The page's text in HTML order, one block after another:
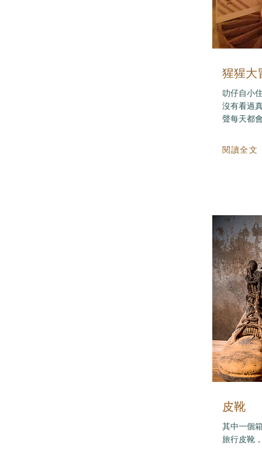
猩猩大
叻仔自小
沒有看過
聲每天都
閱讀全文
皮靴
其中一個
旅行皮靴